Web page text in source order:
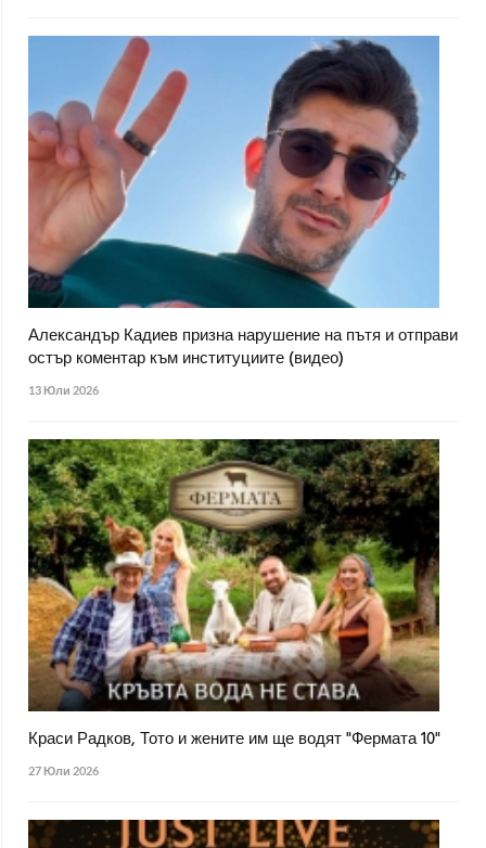
Александър Кадиев призна нарушение на пътя и отправи
остър коментар към институциите (видео)
13 Юли 2026
Краси Радков, Тото и жените им ще водят "Фермата 10"
27 Юли 2026